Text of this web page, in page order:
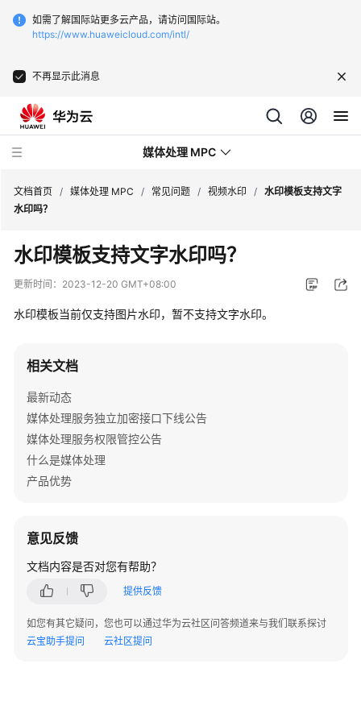
如需了解国际站更多云产品，请访问国际站。
https://www.huaweicloud.com/intl/
不再显示此消息
媒体处理 MPC
最
新
动
公
产
品
介
绍
费
说
明
速
入
文档首页 / 媒体处理 MPC / 常见问题 / 视频水印 / 水印模板支持文字
水印吗？
水印模板支持文字水印吗？
更新时间： 2023-12-20 GMT+08:00
水印模板当前仅支持图片水印，暂不支持文字水印。
相关文档
最新动态
媒体处理服务独立加密接口下线公告
媒体处理服务权限管控公告
什么是媒体处理
产品优势
意见反馈
文档内容是否对您有帮助？
提供反馈
如您有其它疑问，您也可以通过华为云社区问答频道来与我们联系探讨
云宝助手提问
云社区提问